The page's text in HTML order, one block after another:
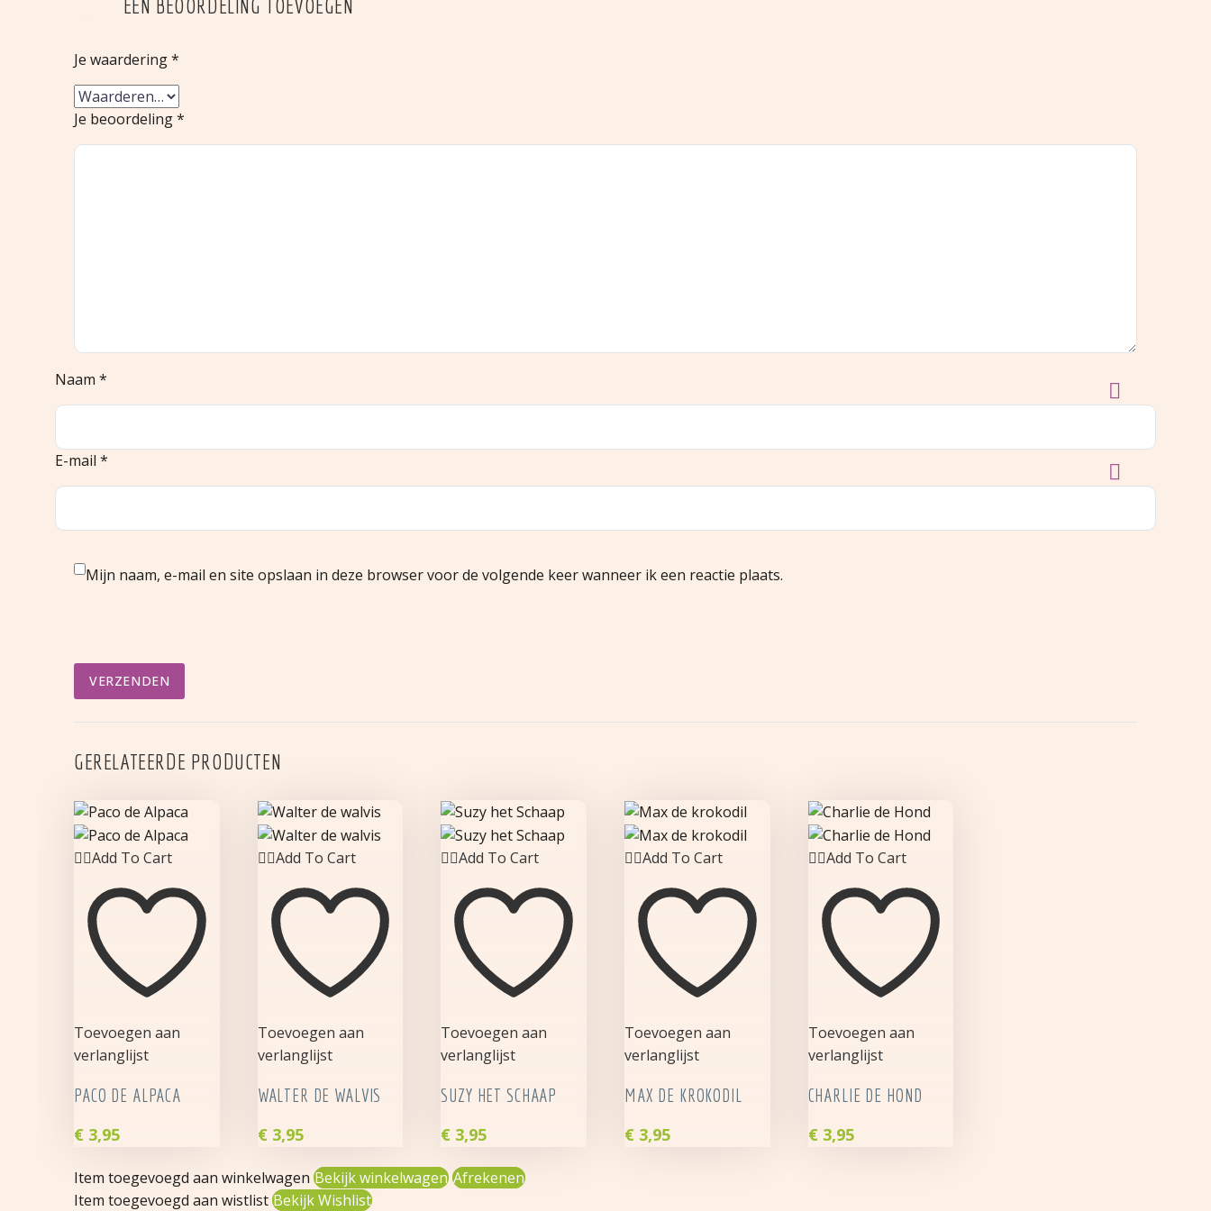
EEN BEOORDELING TOEVOEGEN
Je waardering*
Je beoordeling*
Naam *
E-mail *
Mijn naam, e-mail en site opslaan in deze browser voor de volgende keer wanneer ik een reactie plaats.
VERZENDEN
GERELATEERDE PRODUCTEN
Add To Cart
Toevoegen aan
verlanglijst
PACO DE ALPACA
€ 3,95
de
Alpaca
Add To Cart
Toevoegen aan
verlanglijst
WALTER DE WALVIS
€3,95
de
walvis
Add To Cart
Toevoegen aan
verlanglijst
SUZY HET SCHAAP
€ 3,95
het
Add To Cart
Toevoegen aan
verlanglijst
MAX DE KROKODIL
€3,95
Add To Cart
Toevoegen aan
verlanglijst
CHARLIE DE HOND
€3,95
Item toegevoegd aan winkelwagen Bekijk winkelwagen Afrekenen
Item toegevoegd aan wistlist Bekijk Wishlist